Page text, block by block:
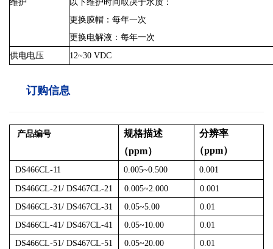
维护
以下维护时间取决于水质：
更换膜帽：每年一次
更换电解液：每年一次
供电电压
12~30 VDC
订购信息
产品编号
规格描述
（ppm）
分辨率
（ppm）
DS466CL-11 0.005~0.500 0.001
DS466CL-21/ DS467CL-21 0.005~2.000
0.001
DS466CL-31/ DS467CL-31
0.05~5.00
0.01
DS466CL-41/ DS467CL-41
0.05~10.00
0.01
DS466CL-51/ DS467CL-51
0.05~20.00
0.01